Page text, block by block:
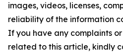
images, videos, licenses,
reliability of the information
If you have any complaints
related to this article, kindly